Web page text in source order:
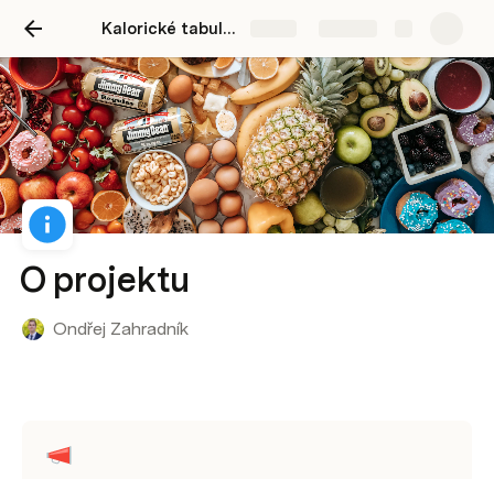
Kalorické tabulky
O projektu
Ondřej Zahradník